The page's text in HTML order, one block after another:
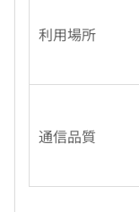
利用場所
通信品質